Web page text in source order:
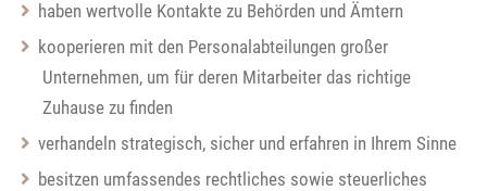
haben wertvolle Kontakte zu Behörden und Ämtern
kooperieren mit den Personalabteilungen großer
Unternehmen, um für deren Mitarbeiter das richtige
Zuhause zu finden
verhandeln strategisch, sicher und erfahren in Ihrem Sinne
besitzen umfassendes rechtliches sowie steuerliches